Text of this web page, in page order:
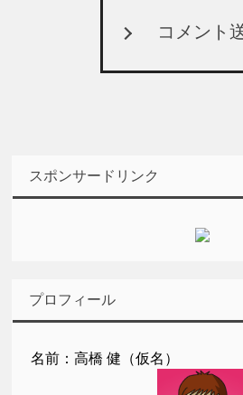
コメント
スポンサードリンク
プロフィール
名前：高橋 健（仮名）